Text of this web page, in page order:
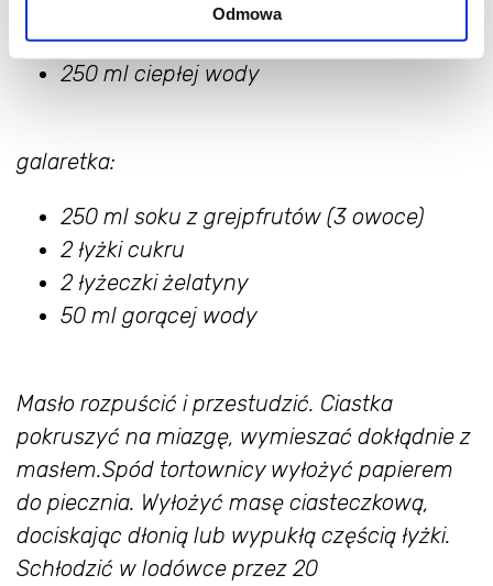
Odmowa
1 łyżka żelatyny
60 g cukru
250 ml ciepłej wody
galaretka:
250 ml soku z grejpfrutów (3 owoce)
2 łyżki cukru
2 łyżeczki żelatyny
50 ml gorącej wody
Masło rozpuścić i przestudzić. Ciastka
pokruszyć na miazgę, wymieszać dokłądnie z
masłem.Spód tortownicy wyłożyć papierem
do piecznia. Wyłożyć masę ciasteczkową,
dociskając dłonią lub wypukłą częścią łyżki.
Schłodzić w lodówce przez 20